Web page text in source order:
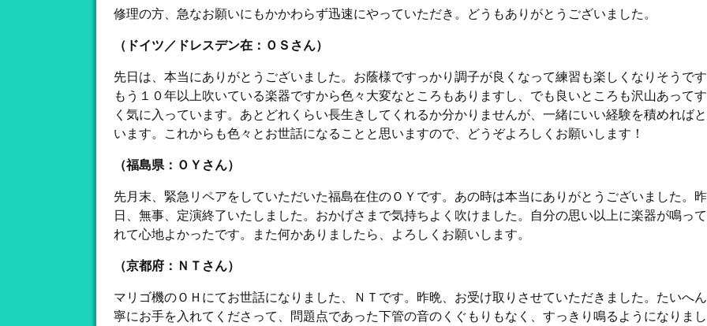
修理の方、急なお願いにもかかわらず迅速にやっていただき。どうもありがとうございました。
（ドイツ／ドレスデン在：ＯＳさん）
先日は、本当にありがとうございました。お蔭様ですっかり調子が良くなって練習も楽しくなりそうです
もう１０年以上吹いている楽器ですから色々大変なところもありますし、でも良いところも沢山あって
く気に入っています。あとどれくらい長生きしてくれるか分かりませんが、一緒にいい経験を積めれば
います。これからも色々とお世話になることと思いますので、どうぞよろしくお願いします！
（福島県：ＯＹさん）
先月末、緊急リペアをしていただいた福島在住のＯＹです。あの時は本当にありがとうございました。昨
日、無事、定演終了いたしました。おかげさまで気持ちよく吹けました。自分の思い以上に楽器が鳴って
れて心地よかったです。また何かありましたら、よろしくお願いします。
（京都府：ＮＴさん）
マリゴ機のＯＨにてお世話になりました、ＮＴです。昨晩、お受け取りさせていただきました。たいへ
寧にお手を入れてくださって、問題点であった下管の音のくぐもりもなく、すっきり鳴るようになりまし